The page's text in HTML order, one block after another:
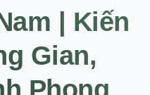
| Kiến
Gian,